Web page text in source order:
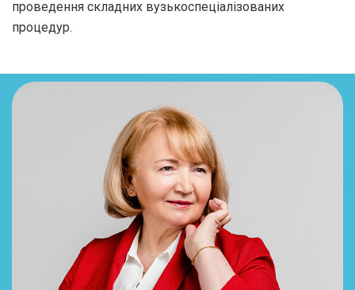
проведення складних вузькоспеціалізованих
процедур.